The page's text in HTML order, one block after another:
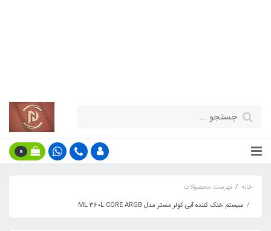
0
خانه
فهرست محصولات
سیستم خنک کننده آبی کولر مستر مدل ML 360L CORE ARGB